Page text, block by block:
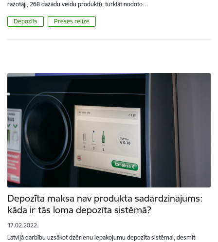
ražotāji, 268 dažādu veidu produkti), turklāt nodoto…
Depozīts Preses relīze
Depozīta maksa nav produkta sadārdzinājums:
kāda ir tās loma depozīta sistēmā?
17.02.2022.
Latvijā darbību uzsākot dzērienu iepakojumu depozīta sistēmai, desmit